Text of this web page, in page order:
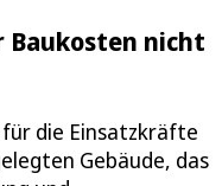
nicht
die Einsatzkräfte
Gebäude, das